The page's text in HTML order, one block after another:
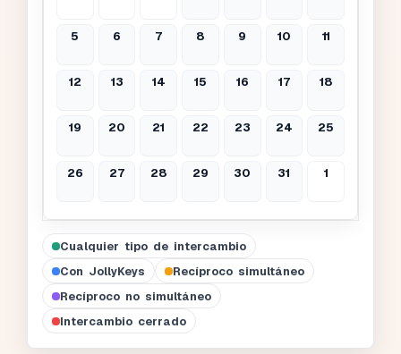
5 6 7 8 9 10 11
12 13 14 15 16 17 18
19 20 21 22 23 24 25
26 27 28 29 30 31 1
Cualquier tipo de intercambio
Con JollyKeys
Recíproco simultáneo
Recíproco no simultáneo
Intercambio cerrado